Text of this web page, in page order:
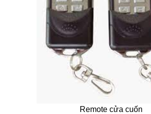
Remote cửa cuốn